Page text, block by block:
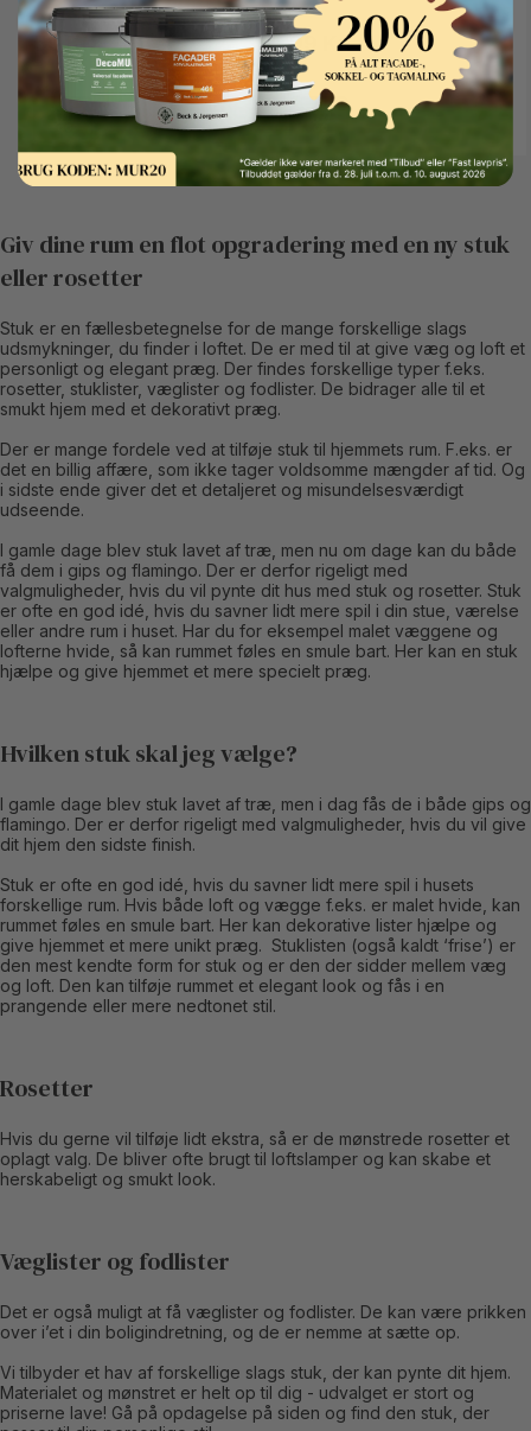
59 Kr. 99 Kr.
Giv dine rum en flot opgradering med en ny stuk
eller rosetter
Stuk er en fællesbetegnelse for de mange forskellige slags
udsmykninger, du finder i loftet. De er med til at give væg og loft et
personligt og elegant præg. Der findes forskellige typer f.eks.
rosetter, stuklister, væglister og fodlister. De bidrager alle til et
smukt hjem med et dekorativt præg.
Der er mange fordele ved at tilføje stuk til hjemmets rum. F.eks. er
det en billig affære, som ikke tager voldsomme mængder af tid. Og
i sidste ende giver det et detaljeret og misundelsesværdigt
udseende.
I gamle dage blev stuk lavet af træ, men nu om dage kan du både
få dem i gips og flamingo. Der er derfor rigeligt med
valgmuligheder, hvis du vil pynte dit hus med stuk og rosetter. Stuk
er ofte en god idé, hvis du savner lidt mere spil i din stue, værelse
eller andre rum i huset. Har du for eksempel malet væggene og
lofterne hvide, så kan rummet føles en smule bart. Her kan en stuk
hjælpe og give hjemmet et mere specielt præg.
Hvilken stuk skal jeg vælge?
I gamle dage blev stuk lavet af træ, men i dag fås de i både gips og
flamingo. Der er derfor rigeligt med valgmuligheder, hvis du vil give
dit hjem den sidste finish.
Stuk er ofte en god idé, hvis du savner lidt mere spil i husets
forskellige rum. Hvis både loft og vægge f.eks. er malet hvide, kan
rummet føles en smule bart. Her kan dekorative lister hjælpe og
give hjemmet et mere unikt præg. Stuklisten (også kaldt ‘frise’) er
den mest kendte form for stuk og er den der sidder mellem væg
og loft. Den kan tilføje rummet et elegant look og fås i en
prangende eller mere nedtonet stil.
Rosetter
Hvis du gerne vil tilføje lidt ekstra, så er de mønstrede rosetter et
oplagt valg. De bliver ofte brugt til loftslamper og kan skabe et
herskabeligt og smukt look.
Væglister og fodlister
Det er også muligt at få væglister og fodlister. De kan være prikken
over i’et i din boligindretning, og de er nemme at sætte op.
Vi tilbyder et hav af forskellige slags stuk, der kan pynte dit hjem.
Materialet og mønstret er helt op til dig - udvalget er stort og
priserne lave! Gå på opdagelse på siden og find den stuk, der
Button Text